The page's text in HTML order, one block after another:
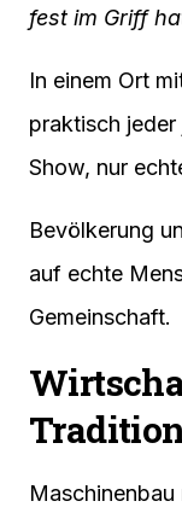
fest im Griff
In einem Ort
praktisch
Show, nur
Bevölkerung
auf echte
Gemeinschaft.